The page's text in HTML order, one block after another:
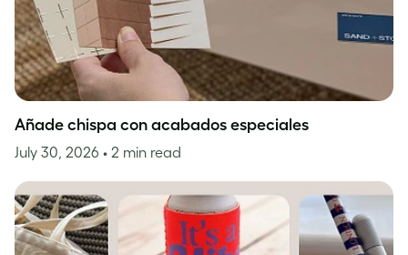
Añade chispa con acabados especiales
July 30, 2026 • 2 min read